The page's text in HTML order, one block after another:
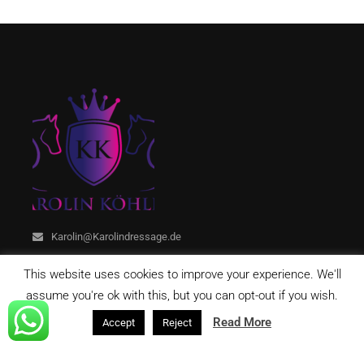
Karolin@Karolindressage.de
This website uses cookies to improve your experience. We'll
assume you're ok with this, but you can opt-out if you wish.
Accept Reject Read More